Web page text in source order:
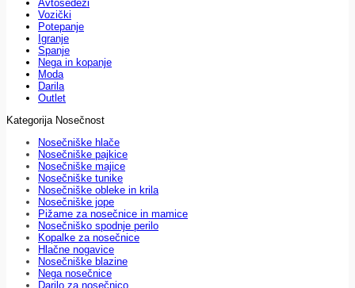
Avtosedeži
Vozički
Potepanje
Igranje
Spanje
Nega in kopanje
Moda
Darila
Outlet
Kategorija Nosečnost
Nosečniške hlače
Nosečniške pajkice
Nosečniške majice
Nosečniške tunike
Nosečniške obleke in krila
Nosečniške jope
Pižame za nosečnice in mamice
Nosečniško spodnje perilo
Kopalke za nosečnice
Hlačne nogavice
Nosečniške blazine
Nega nosečnice
Darilo za nosečnico